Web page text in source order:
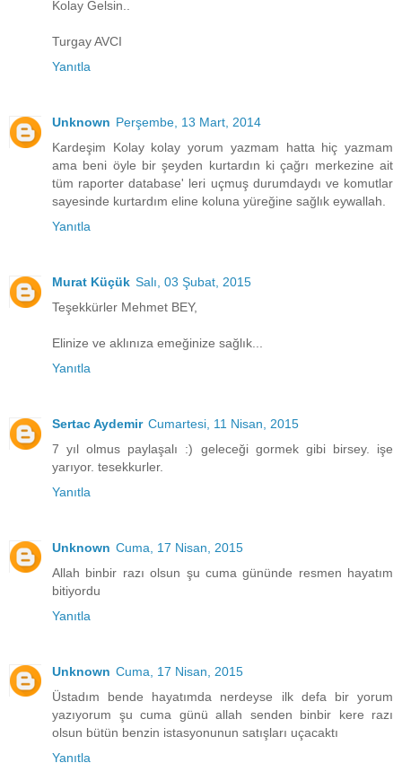
Kolay Gelsin..
Turgay AVCI
Yanıtla
Unknown Perşembe, 13 Mart, 2014
Kardeşim Kolay kolay yorum yazmam hatta hiç yazmam
ama beni öyle bir şeyden kurtardın ki çağrı merkezine ait
tüm raporter database' leri uçmuş durumdaydı ve komutlar
sayesinde kurtardım eline koluna yüreğine sağlık eywallah.
Yanıtla
Murat Küçük Salı, 03 Şubat, 2015
Teşekkürler Mehmet BEY,
Elinize ve aklınıza emeğinize sağlık...
Yanıtla
Sertac Aydemir Cumartesi, 11 Nisan, 2015
7 yıl olmus paylaşalı :) geleceği gormek gibi birsey. işe
yarıyor. tesekkurler.
Yanıtla
Unknown Cuma, 17 Nisan, 2015
Allah binbir razı olsun şu cuma gününde resmen hayatım
bitiyordu
Yanıtla
Unknown Cuma, 17 Nisan, 2015
Üstadım bende hayatımda nerdeyse ilk defa bir yorum
yazıyorum şu cuma günü allah senden binbir kere razı
olsun bütün benzin istasyonunun satışları uçacaktı
Yanıtla